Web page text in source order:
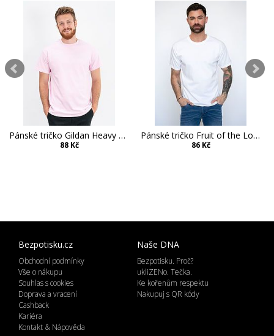
Pánské tričko Gildan Heavy Cotton
88 Kč
Pánské tričko Fruit of the Loom Valueweight
86 Kč
Bezpotisku.cz
Obchodní podmínky
Vše o nákupu
Souhlas s cookies
Doprava a vracení
Cashback
Kariéra
Kontakt & Nápověda
Naše DNA
Bezpotisku. Proč?
ukliZENo. Tečka.
Ke kořenům respektu
Nakupuj s QR kódy